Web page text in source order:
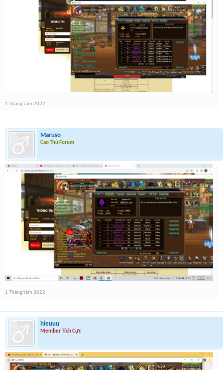
1 Tháng tám 2022
Maruso
Cao Thủ Forum
1 Tháng tám 2022
hieuuu
Member Tích Cực